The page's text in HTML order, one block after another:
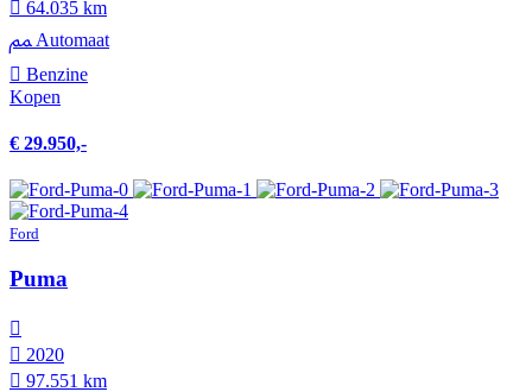
64.035 km
Automaat
Benzine
Kopen
€ 29.950,-
Ford
Puma
2020
97.551 km